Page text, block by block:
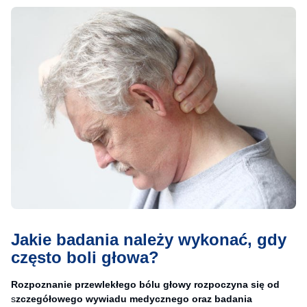
Jakie badania należy wykonać, gdy
często boli głowa?
Rozpoznanie przewlekłego bólu głowy rozpoczyna się od
szczegółowego wywiadu medycznego oraz badania